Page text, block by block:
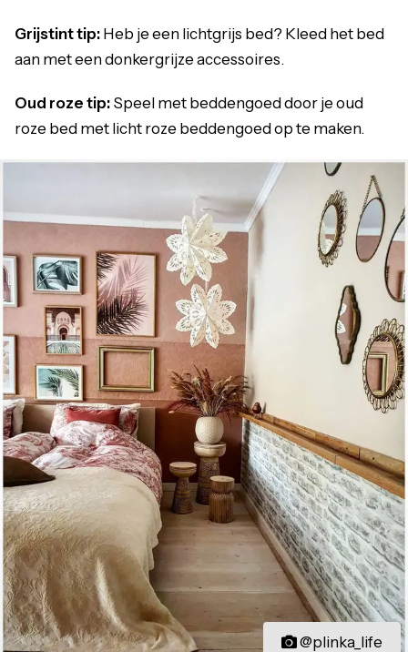
Grijstint tip: Heb je een lichtgrijs bed? Kleed het bed
aan met een donkergrijze accessoires.
Oud roze tip: Speel met beddengoed door je oud
roze bed met licht roze beddengoed op te maken.
@plinka_life